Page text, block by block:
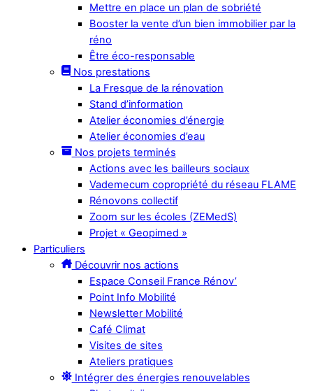
Mettre en place un plan de sobriété
Booster la vente d’un bien immobilier par la
réno
Être éco-responsable
Nos prestations
La Fresque de la rénovation
Stand d’information
Atelier économies d’énergie
Atelier économies d’eau
Nos projets terminés
Actions avec les bailleurs sociaux
Vademecum copropriété du réseau FLAME
Rénovons collectif
Zoom sur les écoles (ZEMedS)
Projet « Geopimed »
Particuliers
Découvrir nos actions
Espace Conseil France Rénov’
Point Info Mobilité
Newsletter Mobilité
Café Climat
Visites de sites
Ateliers pratiques
Intégrer des énergies renouvelables